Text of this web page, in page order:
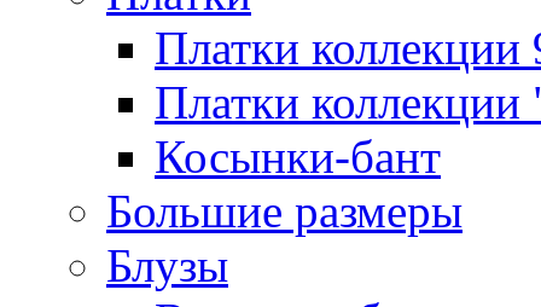
Платки коллекции
Платки
Косынки-бант
Большие размеры
Блузы